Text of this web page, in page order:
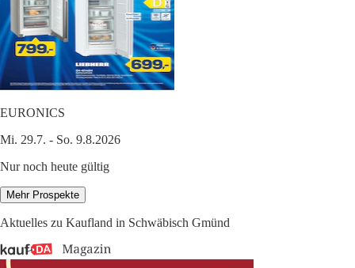
EURONICS
Mi. 29.7. - So. 9.8.2026
Nur noch heute gültig
Mehr Prospekte
Aktuelles zu Kaufland in Schwäbisch Gmünd